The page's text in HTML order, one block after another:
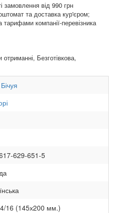
від 990 грн
та доставка кур'єром;
компанії-перевізника
Безготівкова,
629-651-5
16 (145х200 мм.)